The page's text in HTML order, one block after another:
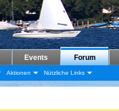
Events Forum
Aktionen Nützliche Links